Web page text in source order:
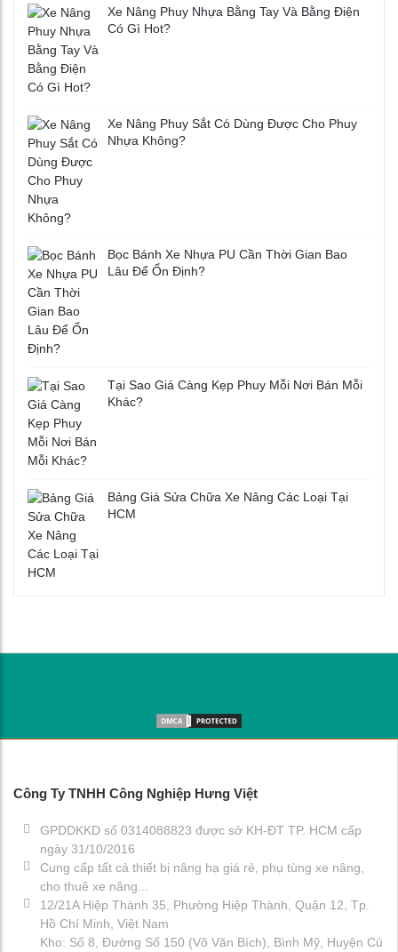
Xe Nâng Phuy Nhựa Bằng Tay Và Bằng Điện
Có Gì Hot?
Xe Nâng Phuy Sắt Có Dùng Được Cho Phuy
Nhựa Không?
Bọc Bánh Xe Nhựa PU Cần Thời Gian Bao
Lâu Để Ổn Định?
Tại Sao Giá Càng Kẹp Phuy Mỗi Nơi Bán Mỗi
Khác?
Bảng Giá Sửa Chữa Xe Nâng Các Loại Tại
HCM
Công Ty TNHH Công Nghiệp Hưng Việt
GPDDKKD số 0314088823 được sở KH-ĐT TP. HCM cấp
ngày 31/10/2016
Cung cấp tất cả thiết bị nâng hạ giá rẻ, phụ tùng xe nâng,
cho thuê xe nâng...
12/21A Hiệp Thành 35, Phường Hiệp Thành, Quận 12, Tp.
Hồ Chí Minh, Việt Nam
Kho: Số 8, Đường Số 150 (Võ Văn Bích), Bình Mỹ, Huyện Củ